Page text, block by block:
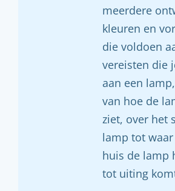
meerdere
kleuren en
die voldoen
vereisten die
aan een
van hoe de
ziet, over het
lamp tot
huis de lamp
tot uiting